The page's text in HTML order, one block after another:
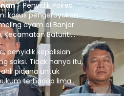
- Penyidik Polres
kasus pengeroyokan
ayam di Banjar
Kecamatan Baturiti
lalu.
penyidik kepolisian
saksi. Tidak hanya itu,
pidana untuk
terhadap lima
ini ditahan.